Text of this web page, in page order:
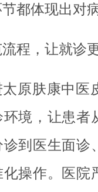
都体现出对
程，让就诊
太原肤康中医
环境，让患者
到医生面诊
操作。医院